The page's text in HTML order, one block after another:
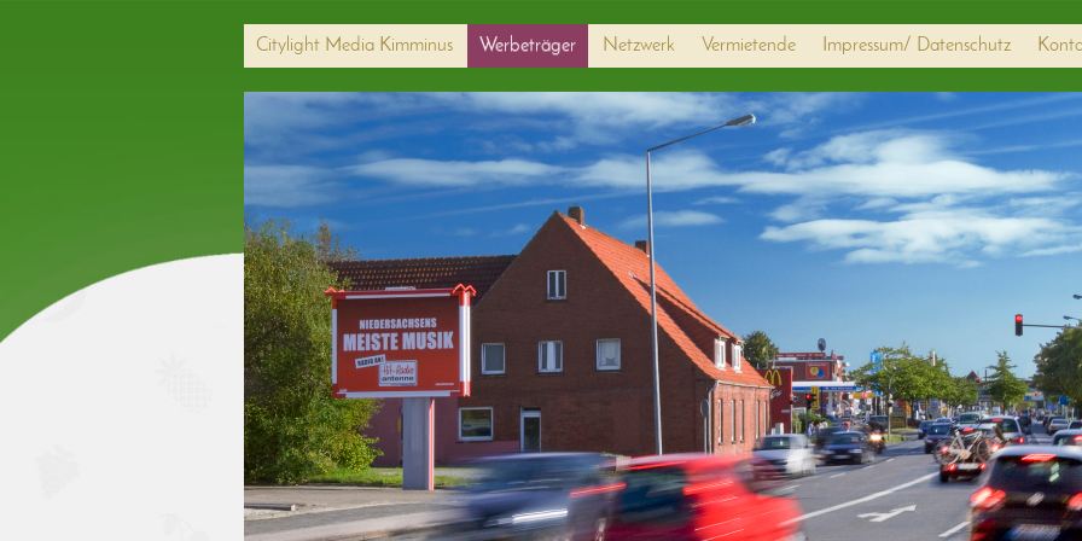
Citylight Media Kimminus Werbeträger Netzwerk Vermietende Impressum/ Datenschutz